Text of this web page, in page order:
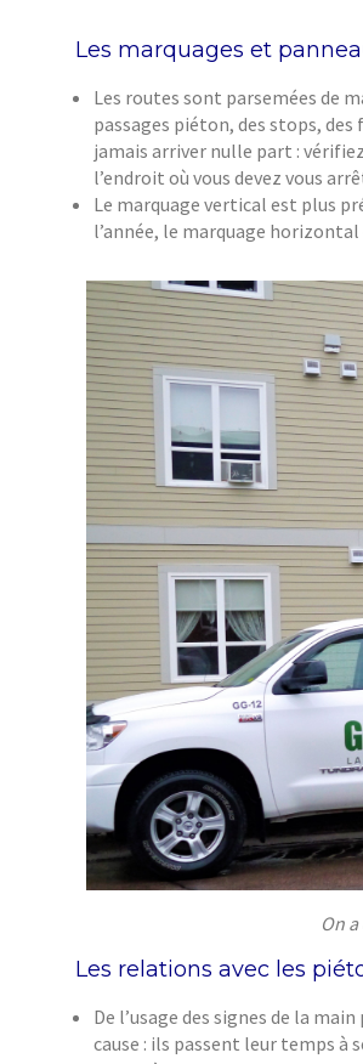
Les marquages et
Les routes sont parsemées de
passages piéton, des stops,
jamais arriver nulle part :
l’endroit où vous devez vous
Le marquage vertical est plus
l’année, le marquage
On
Les relations avec les
De l’usage des signes de la
cause : ils passent leur temps à